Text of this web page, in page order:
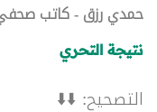
حمدي رزق - كاتب صحفي
نتيجة التحري
التصحيح: ⬇️⬇️